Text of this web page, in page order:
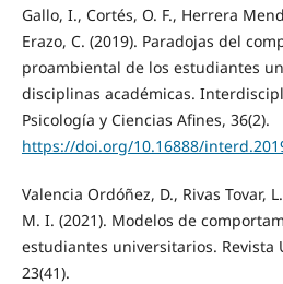
Gallo, I., Cortés, O. F., Herrera
Erazo, C. (2019). Paradojas del
proambiental de los estudiantes
disciplinas académicas.
Psicología y Ciencias Afines, 36(2).
https://doi.org/10.16888/
Valencia Ordóñez, D., Rivas Tovar,
M. I. (2021). Modelos de
estudiantes universitarios. Revista
23(41).